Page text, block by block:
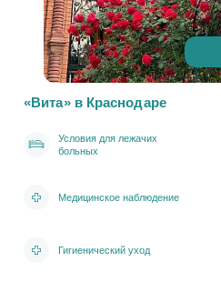
«Вита» в Краснодаре
Условия для лежачих
больных
Медицинское наблюдение
Гигиенический уход